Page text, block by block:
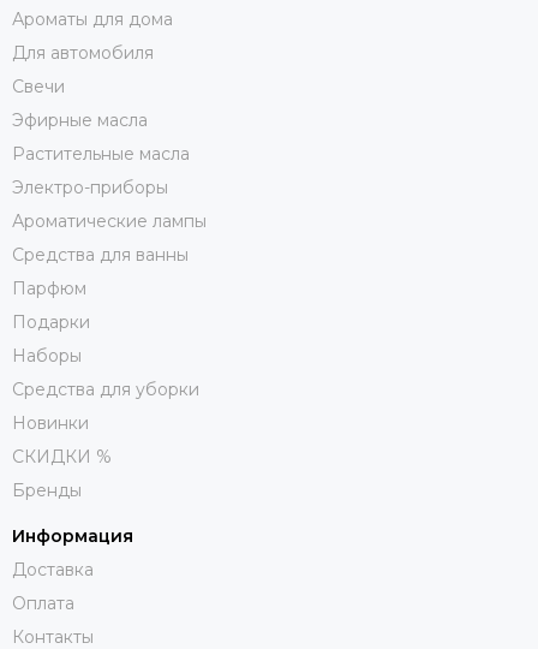
уничтожать бактерии некоторых болезней,
распространённых в Средние века.
Совет PRANA HOME. Ароматические попурри очень
декоративны, но продаются в лаконичных картонных
коробочках. Для того чтобы использовать их
очаровательную эстетику, пересыпьте сухоцвет в
красивую прозрачную ёмкость, маленькую вазочку и
применяйте для ароматизации пространства дома.
Маленькие тканевые саше отлично подойдут для
ароматизации одежды, придания свежести постельному
белью.
Ароматы для дома
Для автомобиля
Свечи
Эфирные масла
Растительные масла
Электро-приборы
Ароматические лампы
Средства для ванны
Парфюм
Подарки
Наборы
Средства для уборки
Новинки
СКИДКИ %
Бренды
Информация
Доставка
Оплата
Контакты